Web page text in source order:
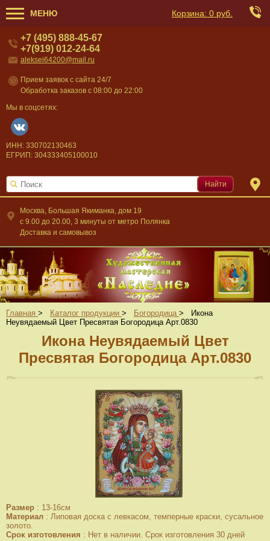
МЕНЮ Корзина: 0 руб.
Москва, Большая Якиманка, дом 19
c 9.00 до 20.00, 3 минуты от метро Полянка
Доставка и самовывоз
+7 (495) 888-45-67
+7(919) 012-24-64
aleksei64200@mail.ru
Прием заявок с сайта 24/7
Обработка заказов с 08:00 до 22:00
Мы в соцсетях:
ИНН: 330702130463
ЕГРИП: 304333405100010
Найти
Главная > Каталог продукции > Богородица >
Икона
Неувядаемый Цвет Пресвятая Богородица Арт.0830
Икона Неувядаемый Цвет
Пресвятая Богородица Арт.0830
Размер : 13-16см
Материал : Липовая доска с левкасом, темперные краски, сусальное
золото.
Срок изготовления : Нет в наличии. Срок изготовления 30 дней